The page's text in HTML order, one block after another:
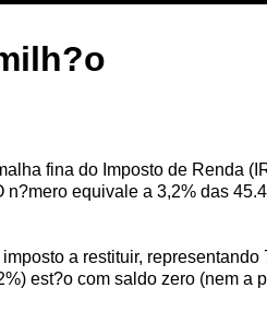
fina do Imposto de Renda
equivale a 3,2% das
a restituir,
est?o com saldo zero (nem a